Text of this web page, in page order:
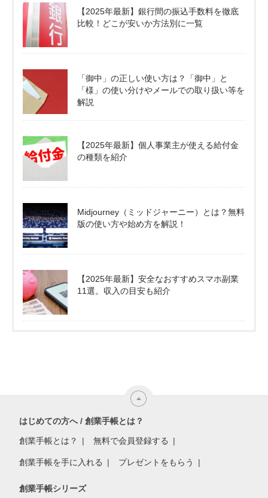
【2025年最新】銀行間の振込手数料を徹底
比較！どこが安いか方法別に一覧
「御中」の正しい使い方は？「御中」と
「様」の使い分けやメールでの取り扱い等を
解説
【2025年最新】個人事業主が使える給付金
の種類を紹介
Midjourney（ミッドジャーニー）とは？無料
版の使い方や始め方を解説！
【2025年最新】安全なおすすめスマホ副業
11選。収入の目安も紹介
はじめての方へ / 創業手帳とは？
創業手帳とは？ 無料で会員登録する
創業手帳を手に入れる プレゼントをもらう
創業手帳シリーズ